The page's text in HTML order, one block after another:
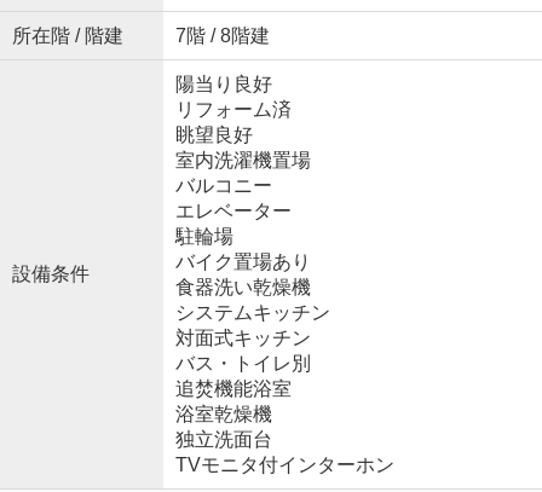
所在階 / 階建 7階 / 8階建
設備条件
陽当り良好
リフォーム済
眺望良好
室内洗濯機置場
バルコニー
エレベーター
駐輪場
バイク置場あり
食器洗い乾燥機
システムキッチン
対面式キッチン
バス・トイレ別
追焚機能浴室
浴室乾燥機
独立洗面台
TVモニタ付インターホン